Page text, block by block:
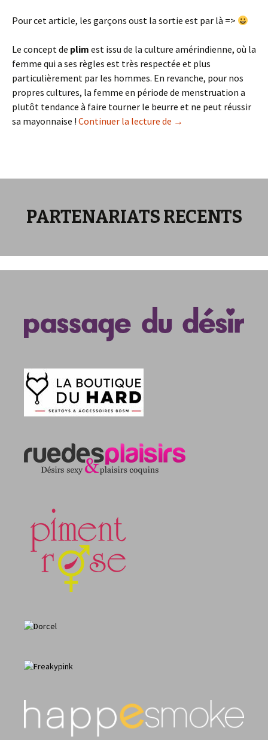
Pour cet article, les garçons oust la sortie est par là =>
Le concept de plim est issu de la culture amérindienne, où la
femme qui a ses règles est très respectée et plus
particulièrement par les hommes. En revanche, pour nos
propres cultures, la femme en période de menstruation a
plutôt tendance à faire tourner le beurre et ne peut réussir
sa mayonnaise ! Continuer la lecture de Plim alias » Le
→
PARTENARIATS RECENTS